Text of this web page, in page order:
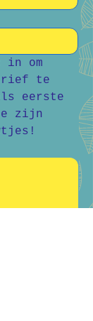
om
te
eerste
zijn